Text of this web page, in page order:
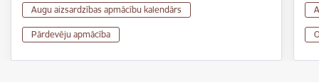
Augu aizsardzības apmācību kalendārs
Pārdevēju apmācība